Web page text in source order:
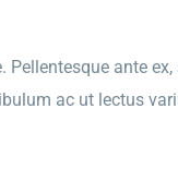
ante
ac ut lectus